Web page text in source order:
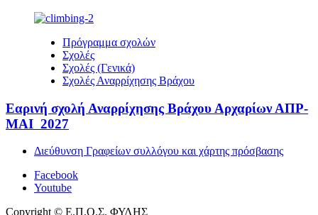
Πρόγραμμα σχολών
Σχολές
Σχολές (Γενικά)
Σχολές Αναρρίχησης Βράχου
Εαρινή σχολή Αναρρίχησης Βράχου Αρχαρίων ΑΠΡ-
ΜΑΙ 2027
Διεύθυνση Γραφείων συλλόγου και χάρτης πρόσβασης
Facebook
Youtube
Copyright © Ε.Π.Ο.Σ. ΦΥΛΗΣ